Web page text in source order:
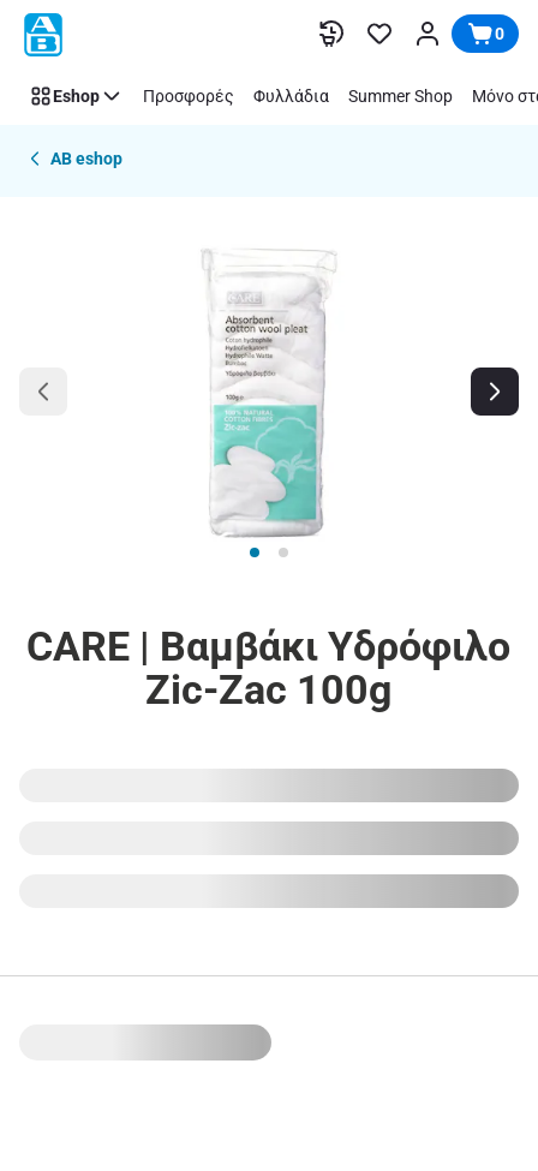
Παράλειψη 0
Eshop Προσφορές Φυλλάδια Summer Shop Μόνο
AB eshop
CARE | Βαμβάκι Υδρόφιλο
Zic-Zac 100g